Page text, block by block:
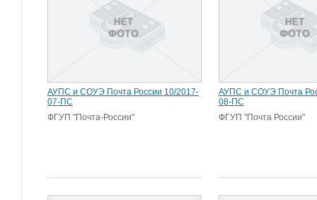
АУПС и СОУЭ Почта России 10/2017-
07-ПС
ФГУП "Почта-России"
АУПС и СОУЭ Почта
08-ПС
ФГУП "Почта России"